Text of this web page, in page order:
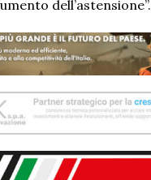
dell’astensione”.